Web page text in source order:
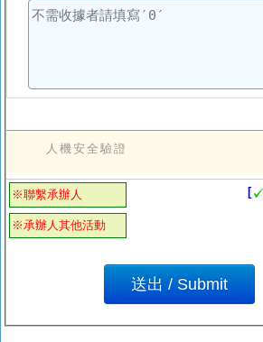
人機安全驗證
※聯繫承辦人
※承辦人其他活動
[